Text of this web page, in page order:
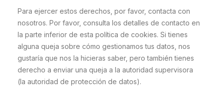
Para ejercer estos derechos, por favor, contacta con
nosotros. Por favor, consulta los detalles de contacto en
la parte inferior de esta política de cookies. Si tienes
alguna queja sobre cómo gestionamos tus datos, nos
gustaría que nos la hicieras saber, pero también tienes
derecho a enviar una queja a la autoridad supervisora
(la autoridad de protección de datos).